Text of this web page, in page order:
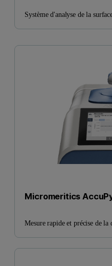
Système d'analyse de la
Micromeritics
Mesure rapide et précise de la